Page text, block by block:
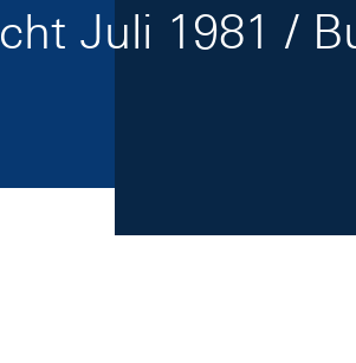
Juli 1981 /